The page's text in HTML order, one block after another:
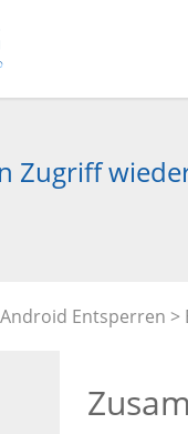
Zugriff
Android Entsperren >